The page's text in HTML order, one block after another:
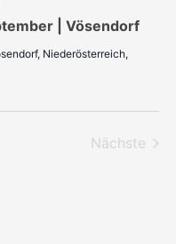
| Vösendorf
Niederösterreich,
Nächste